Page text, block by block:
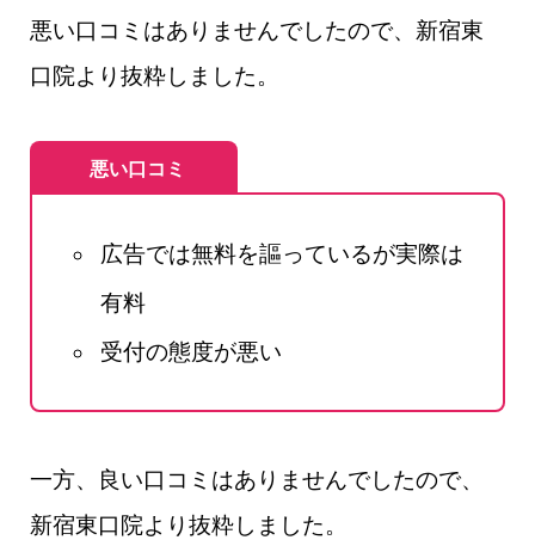
悪い口コミはありませんでしたので、新宿東
口院より抜粋しました。
悪い口コミ
広告では無料を謳っているが実際は
有料
受付の態度が悪い
一方、良い口コミはありませんでしたので、
新宿東口院より抜粋しました。